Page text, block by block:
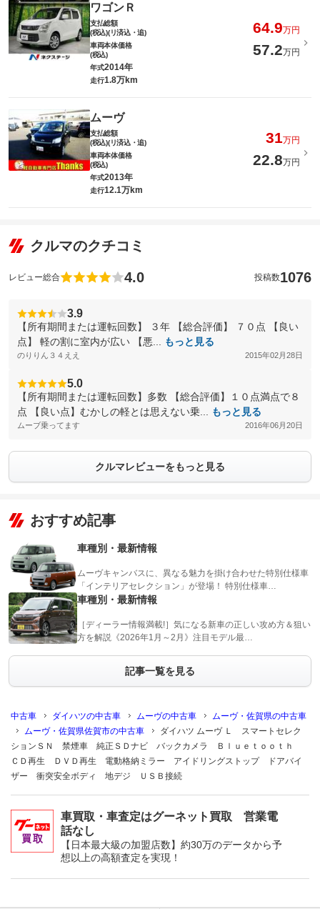
ワゴンＲ
支払総額
(税込)(リ済込・追)
64.9万円
車両本体価格
(税込)
57.2万円
年式2014年
走行1.8万km
ムーヴ
支払総額
(税込)(リ済込・追)
31万円
車両本体価格
(税込)
22.8万円
年式2013年
走行12.1万km
クルマのクチコミ
レビュー総合 4.0 投稿数1076
3.9
【所有期間または運転回数】 ３年 【総合評価】 ７０点 【良い
点】 軽の割に室内が広い 【悪...
もっと見る
のりりん３４ええ 2015年02月28日
5.0
【所有期間または運転回数】多数 【総合評価】１０点満点で８
点 【良い点】むかしの軽とは思えない乗...
もっと見る
ムーブ乗ってます 2016年06月20日
クルマレビューをもっと見る
おすすめ記事
車種別・最新情報
ムーヴキャンバスに、異なる魅力を掛け合わせた特別仕様車
「インテリアセレクション」が登場！ 特別仕様車…
車種別・最新情報
［ディーラー情報満載!］気になる新車の正しい攻め方＆狙い
方を解説《2026年1月～2月》注目モデル最…
記事一覧を見る
中古車 ダイハツの中古車 ムーヴの中古車
ムーヴ・佐賀県の中古車
ムーヴ・佐賀県佐賀市の中古車
ダイハツ ムーヴ Ｌ スマートセレク
ションＳＮ 禁煙車 純正ＳＤナビ バックカメラ Ｂｌｕｅｔｏｏｔｈ
ＣＤ再生 ＤＶＤ再生 電動格納ミラー アイドリングストップ ドアバイ
ザー 衝突安全ボディ 地デジ ＵＳＢ接続
車買取・車査定はグーネット買取 営業電
話なし
【日本最大級の加盟店数】約30万のデータから予
想以上の高額査定を実現！